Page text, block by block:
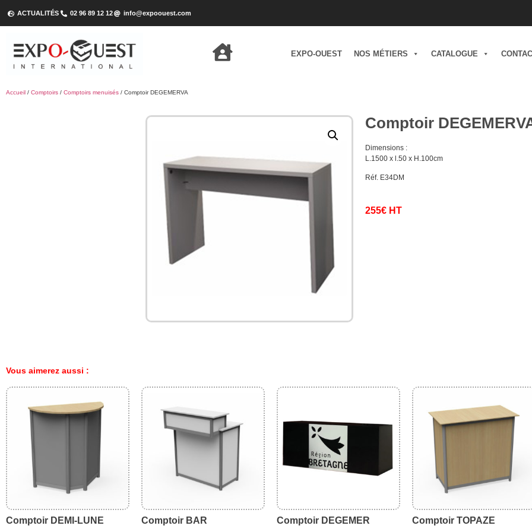
ACTUALITÉS 02 96 89 12 12 info@expoouest.com
EXPO-OUEST NOS MÉTIERS CATALOGUE
Accueil / Comptoirs / Comptoirs menuisés / Comptoir DEGEMERVA
Comptoir
Dimensions :
L.1500 x l.50 x H.100cm
Réf. E34DM
255€ HT
Vous aimerez aussi :
Comptoir DEMI-LUNE Comptoir BAR Comptoir DEGEMER Comptoir TOPAZE